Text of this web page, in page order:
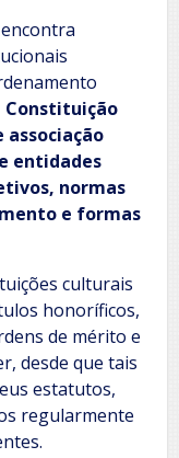
Constituição
associação
entidades
normas
e formas
culturais
honoríficos,
de mérito e
desde que tais
estatutos,
regularmente